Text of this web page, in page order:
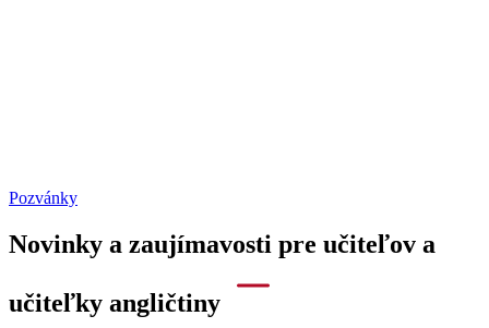
Pozvánky
Novinky a zaujímavosti pre učiteľov a
učiteľky angličtiny